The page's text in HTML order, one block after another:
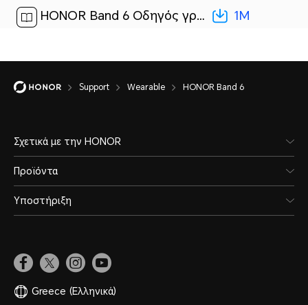
HONOR Band 6 Οδηγός γρήγορης έναρξης-(ARG-B39,04,el-GR)[ 1M ] 1M
Support Wearable HONOR Band 6
Σχετικά με την HONOR
Προϊόντα
Υποστήριξη
Greece (Ελληνικά)